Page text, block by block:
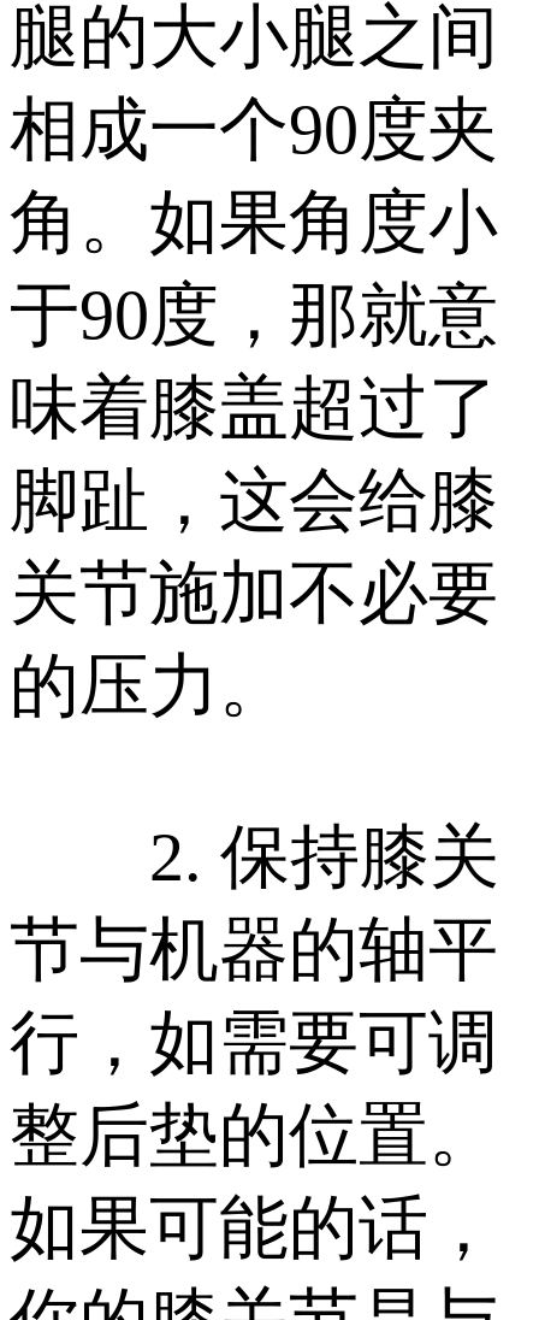
腿的大小腿之间
相成一个90度夹
角。如果角度小
于90度，那就意
味着膝盖超过了
脚趾，这会给膝
关节施加不必要
的压力。
2. 保持膝关
节与机器的轴平
行，如需要可调
整后垫的位置。
如果可能的话，